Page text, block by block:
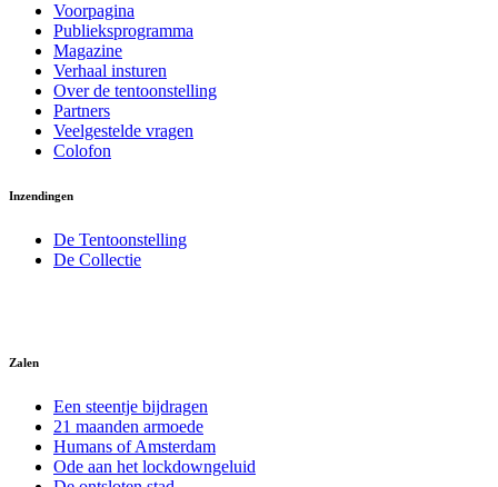
Voorpagina
Publieksprogramma
Magazine
Verhaal insturen
Over de tentoonstelling
Partners
Veelgestelde vragen
Colofon
Inzendingen
De Tentoonstelling
De Collectie
Zalen
Een steentje bijdragen
21 maanden armoede
Humans of Amsterdam
Ode aan het lockdowngeluid